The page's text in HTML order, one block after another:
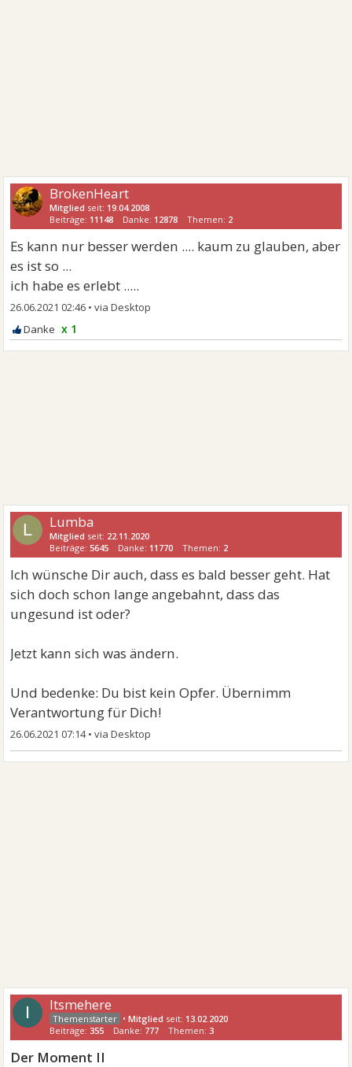
BrokenHeart
Mitglied seit: 19.04.2008
Beiträge: 11148 Danke: 12878 Themen: 2
Es kann nur besser werden .... kaum zu glauben, aber
es ist so ...
ich habe es erlebt .....
26.06.2021 02:46 •
x 1
L Lumba
Mitglied seit: 22.11.2020
Beiträge:5645 Danke: 11770 Themen: 2
Ich wünsche Dir auch, dass es bald besser geht. Hat
sich doch schon lange angebahnt, dass das
ungesund ist oder?
Jetzt kann sich was ändern.
Und bedenke: Du bist kein Opfer. Übernimm
Verantwortung für Dich!
26.06.2021 07:14•
I Itsmehere
•Mitglied seit: 13.02.2020
Beiträge:355 Danke: 777 Themen:3
Der Moment II